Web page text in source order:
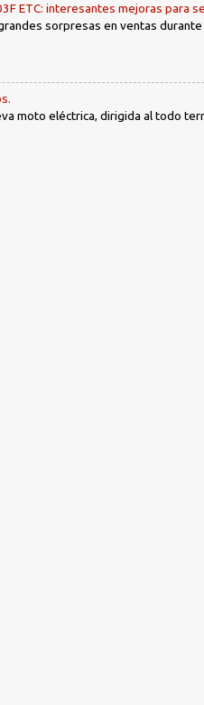
ETC: interesantes mejoras para
sorpresas en ventas
moto eléctrica, dirigida al todo